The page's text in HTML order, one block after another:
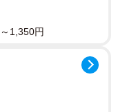
1,350円